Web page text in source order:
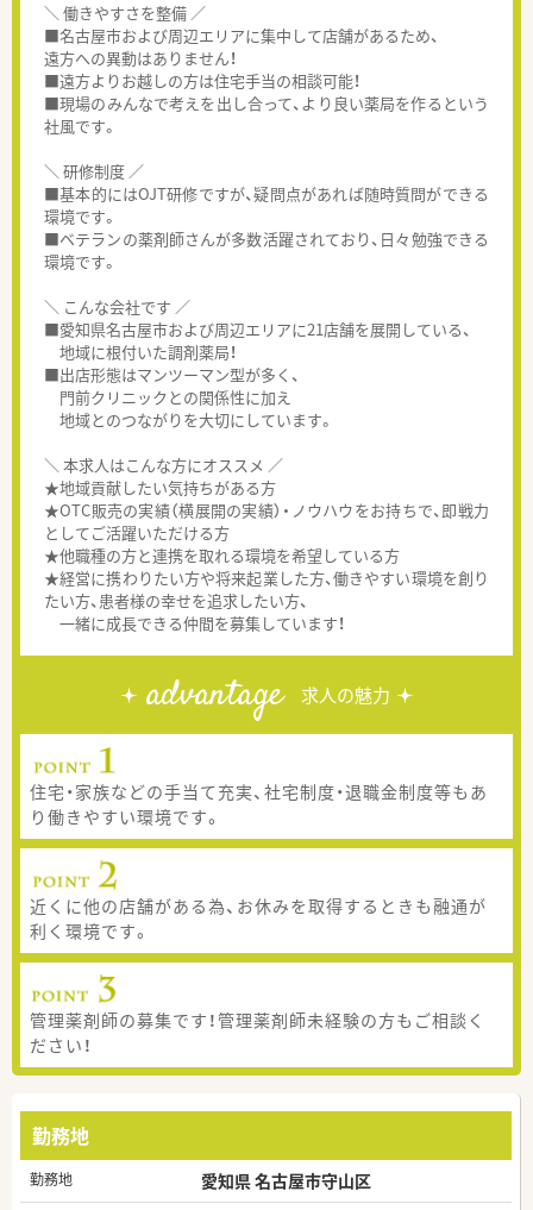
＼ 働きやすさを整備 ／
■名古屋市および周辺エリアに集中して店舗があるため、
遠方への異動はありません！
■遠方よりお越しの方は住宅手当の相談可能！
■現場のみんなで考えを出し合って、より良い薬局を作るという
社風です。
＼ 研修制度 ／
■基本的にはOJT研修ですが、疑問点があれば随時質問ができる
環境です。
■ベテランの薬剤師さんが多数活躍されており、日々勉強できる
環境です。
＼ こんな会社です ／
■愛知県名古屋市および周辺エリアに21店舗を展開している、
地域に根付いた調剤薬局！
■出店形態はマンツーマン型が多く、
門前クリニックとの関係性に加え
地域とのつながりを大切にしています。
＼ 本求人はこんな方にオススメ ／
★地域貢献したい気持ちがある方
★OTC販売の実績（横展開の実績）・ノウハウをお持ちで、即戦力
としてご活躍いただける方
★他職種の方と連携を取れる環境を希望している方
★経営に携わりたい方や将来起業した方、働きやすい環境を創り
たい方、患者様の幸せを追求したい方、
一緒に成長できる仲間を募集しています！
advantage 求人の魅力
住宅・家族などの手当て充実、社宅制度・退職金制度等もあ
り働きやすい環境です。
近くに他の店舗がある為、お休みを取得するときも融通が
利く環境です。
管理薬剤師の募集です！管理薬剤師未経験の方もご相談く
ださい！
勤務地
勤務地 愛知県 名古屋市守山区